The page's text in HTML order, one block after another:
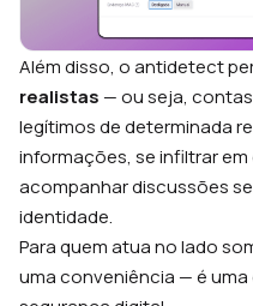
Além disso, o antidetect
realistas — ou seja,
legítimos de determinada
informações, se infiltrar
acompanhar discussões
identidade.
Para quem atua no lado
uma conveniência — é